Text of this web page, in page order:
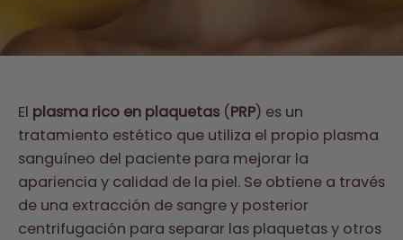
El plasma rico en plaquetas (PRP) es un
tratamiento estético que utiliza el propio plasma
sanguíneo del paciente para mejorar la
apariencia y calidad de la piel. Se obtiene a través
de una extracción de sangre y posterior
centrifugación para separar las plaquetas y otros